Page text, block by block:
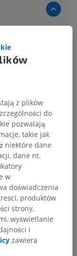
>
> Most
powiązane
się na
z plików
do
pozwalają
takie jak
niektóre dane
dane nt.
w
doświadczenia
produktów
strony,
wyświetlanie
i
zawiera